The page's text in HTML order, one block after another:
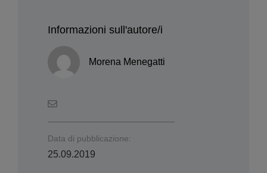
Informazioni sull'autore/i
Morena Menegatti
Data di pubblicazione:
25.09.2019